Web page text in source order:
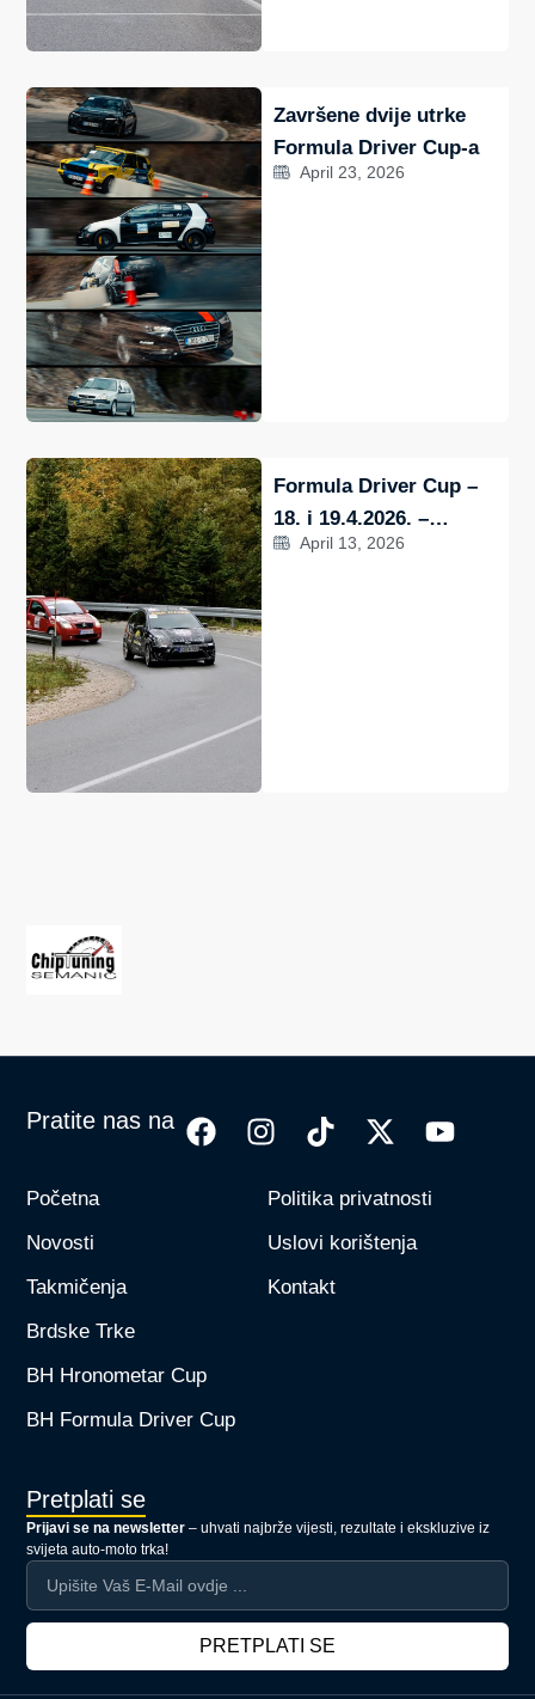
Završene dvije utrke
Formula Driver Cup-a
April 23, 2026
Formula Driver Cup –
18. i 19.4.2026. –
Obeveze i pravila za
April 13, 2026
Pratite nas na
Početna
Novosti
Takmičenja
Brdske Trke
BH Hronometar Cup
BH Formula Driver Cup
Politika privatnosti
Uslovi korištenja
Kontakt
Pretplati se
Prijavi se na newsletter – uhvati najbrže vijesti, rezultate i ekskluzive iz
svijeta auto-moto trka!
PRETPLATI SE